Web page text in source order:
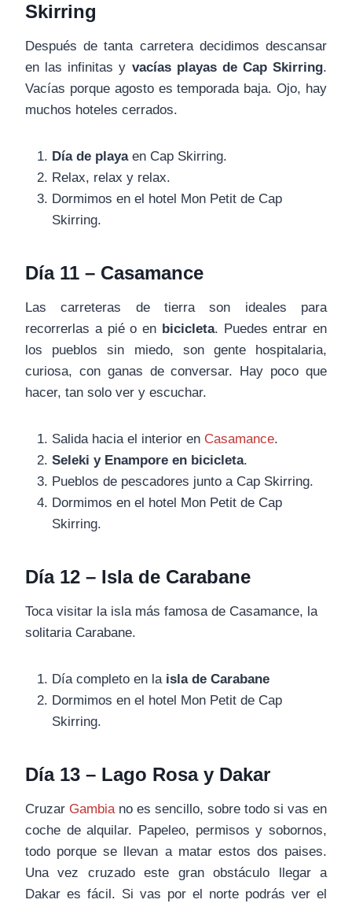
Skirring
Después de tanta carretera decidimos descansar
en las infinitas y vacías playas de Cap Skirring.
Vacías porque agosto es temporada baja. Ojo, hay
muchos hoteles cerrados.
Día de playaen Cap Skirring.
Relax, relax y relax.
Dormimos en el hotel Mon Petit de Cap
Skirring.
Día 11 – Casamance
Las carreteras de tierra son ideales para
recorrerlas a pié o en bicicleta. Puedes entrar en
los pueblos sin miedo, son gente hospitalaria,
curiosa, con ganas de conversar. Hay poco que
hacer, tan solo ver y escuchar.
Salida hacia el interior en Casamance.
Seleki y Enampore en bicicleta.
Pueblos de pescadores junto a Cap Skirring.
Dormimos en el hotel Mon Petit de Cap
Skirring.
Día 12 – Isla de Carabane
Toca visitar la isla más famosa de Casamance, la
solitaria Carabane.
Día completo en la isla de Carabane
Dormimos en el hotel Mon Petit de Cap
Skirring.
Día 13 – Lago Rosa y Dakar
Cruzar Gambiano es sencillo, sobre todo si vas en
coche de alquilar. Papeleo, permisos y sobornos,
todo porque se llevan a matar estos dos paises.
Una vez cruzado este gran obstáculo llegar a
Dakar es fácil. Si vas por el norte podrás ver el